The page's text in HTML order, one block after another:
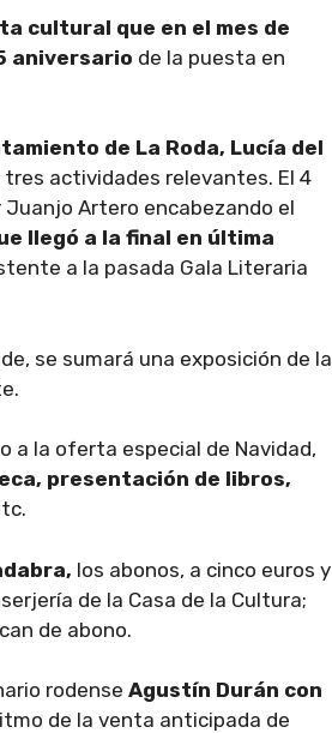
cultural que en el mes de
aniversario de la puesta en
de La Roda, Lucía del
actividades relevantes. El 4
Juanjo Artero encabezando el
llegó a la final en última
a la pasada Gala Literaria
se sumará una exposición de la
a la oferta especial de Navidad,
presentación de libros,
los abonos, a cinco euros y
de la Casa de la Cultura;
de abono.
rodense Agustín Durán con
de la venta anticipada de